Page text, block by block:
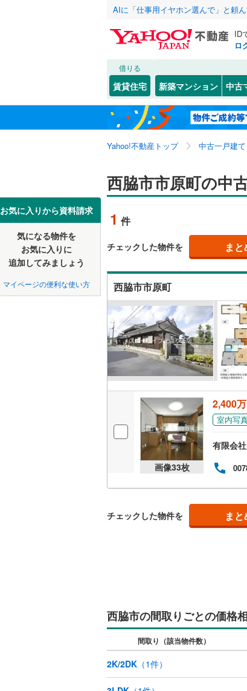
AIに「仕事用イヤホン選んで」と頼
ID
ロ
借りる
賃貸住宅 新築マンション 中古
Yahoo!不動産トップ 中古一戸建て
お気に入りから資料請求
気になる物件を
お気に入りに
追加してみましょう
マイページの便利な使い方
西脇市市原町の中
1 件
チェックした物件を ま
西脇市市原町
画像33枚
2,400
室内写
有限会
チェックした物件を ま
西脇市の間取りごとの価格
間取り（該当物件数）
2K/2DK （1件）
北海道 北
東北 青森
関東 東京
信越・北陸 新潟
近畿 大阪
中国 鳥取
四国 徳島
九州・沖縄 福岡
該当物件0 件
神戸市 東
長
北区
兵庫県のそのほ
かの地域
姫
加
宝
川
加
丹
淡路
た
加
神
該当物件0 件
市
西脇
野
黒
該当物件0 件
JR 東
加
赤
山
地下鉄 神
阪
阪
神
神
神
神
智
該当物件0 件
該当物件0 件
こだわり条件 リフ
リ
（0
設備
床暖
駐
（0
二
サ
立地
最
配置、
前
平
リ
販売、
即
浴室
該当物件0 件